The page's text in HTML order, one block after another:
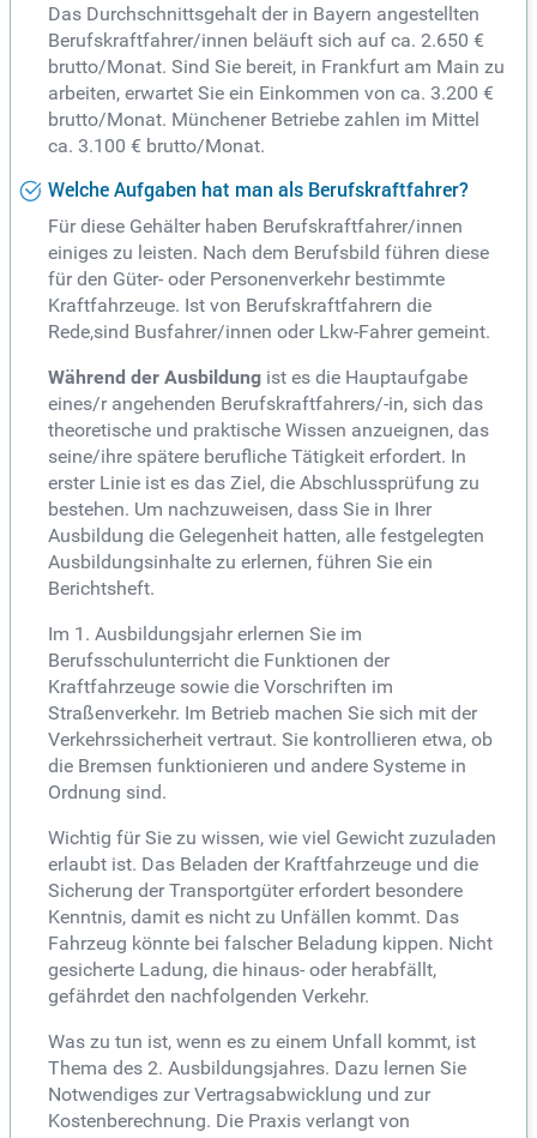
Das Durchschnittsgehalt der in Bayern angestellten
Berufskraftfahrer/innen beläuft sich auf ca. 2.650 €
brutto/Monat. Sind Sie bereit, in Frankfurt am Main zu
arbeiten, erwartet Sie ein Einkommen von ca. 3.200 €
brutto/Monat. Münchener Betriebe zahlen im Mittel
ca. 3.100 € brutto/Monat.
Welche Aufgaben hat man als Berufskraftfahrer?
Für diese Gehälter haben Berufskraftfahrer/innen
einiges zu leisten. Nach dem Berufsbild führen diese
für den Güter- oder Personenverkehr bestimmte
Kraftfahrzeuge. Ist von Berufskraftfahrern die
Rede,sind Busfahrer/innen oder Lkw-Fahrer gemeint.
Während der Ausbildung ist es die Hauptaufgabe
eines/r angehenden Berufskraftfahrers/-in, sich das
theoretische und praktische Wissen anzueignen, das
seine/ihre spätere berufliche Tätigkeit erfordert. In
erster Linie ist es das Ziel, die Abschlussprüfung zu
bestehen. Um nachzuweisen, dass Sie in Ihrer
Ausbildung die Gelegenheit hatten, alle festgelegten
Ausbildungsinhalte zu erlernen, führen Sie ein
Berichtsheft.
Im 1. Ausbildungsjahr erlernen Sie im
Berufsschulunterricht die Funktionen der
Kraftfahrzeuge sowie die Vorschriften im
Straßenverkehr. Im Betrieb machen Sie sich mit der
Verkehrssicherheit vertraut. Sie kontrollieren etwa, ob
die Bremsen funktionieren und andere Systeme in
Ordnung sind.
Wichtig für Sie zu wissen, wie viel Gewicht zuzuladen
erlaubt ist. Das Beladen der Kraftfahrzeuge und die
Sicherung der Transportgüter erfordert besondere
Kenntnis, damit es nicht zu Unfällen kommt. Das
Fahrzeug könnte bei falscher Beladung kippen. Nicht
gesicherte Ladung, die hinaus- oder herabfällt,
gefährdet den nachfolgenden Verkehr.
Was zu tun ist, wenn es zu einem Unfall kommt, ist
Thema des 2. Ausbildungsjahres. Dazu lernen Sie
Notwendiges zur Vertragsabwicklung und zur
Kostenberechnung. Die Praxis verlangt von